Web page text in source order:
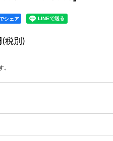
シェア
(税別)